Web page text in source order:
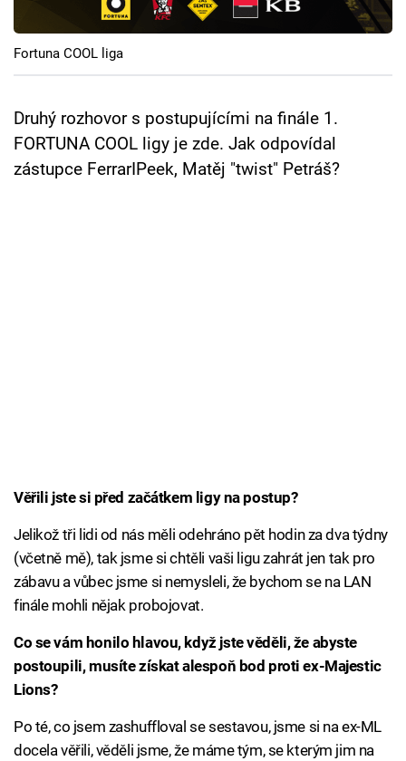
Cool Esport
Pořady
TV Program
Sledujte prima+
Fortuna COOL liga
Druhý rozhovor s postupujícími na finále 1.
FORTUNA COOL ligy je zde. Jak odpovídal
zástupce FerrarIPeek, Matěj "twist" Petráš?
Věřili jste si před začátkem ligy na postup?
Jelikož tři lidi od nás měli odehráno pět hodin za dva týdny
(včetně mě), tak jsme si chtěli vaši ligu zahrát jen tak pro
zábavu a vůbec jsme si nemysleli, že bychom se na LAN
finále mohli nějak probojovat.
Co se vám honilo hlavou, když jste věděli, že abyste
postoupili, musíte získat alespoň bod proti ex-Majestic
Lions?
Po té, co jsem zashuffloval se sestavou, jsme si na ex-ML
docela věřili, věděli jsme, že máme tým, se kterým jim na